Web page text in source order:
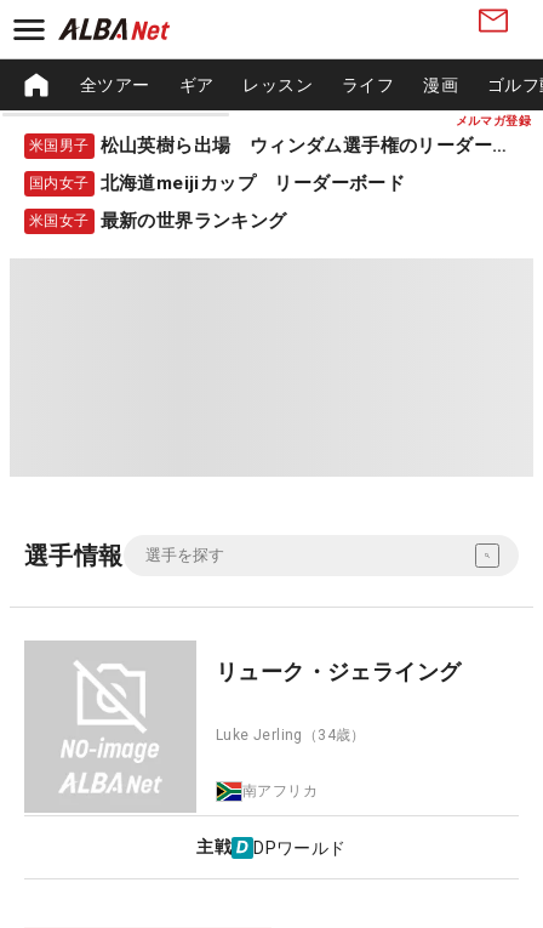
メルマガ登録
全ツアー ギア レッスン ライフ 漫画 ゴル
米国男子 松山英樹ら出場 ウィンダム選手権のリーダーボード
国内女子 北海道meijiカップ リーダーボード
米国女子 最新の世界ランキング
選手情報
リューク・ジェライング
Luke Jerling （34歳）
南アフリカ
主戦 DPワールド